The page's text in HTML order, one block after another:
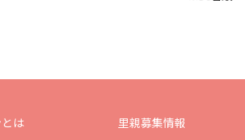
は
里親募集情報